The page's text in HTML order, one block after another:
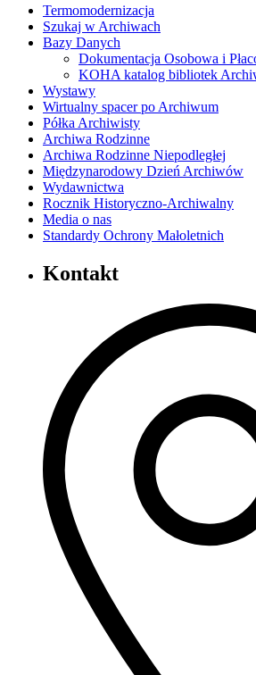
Termomodernizacja
Szukaj w Archiwach
Bazy Danych
Dokumentacja Osobowa i
KOHA katalog bibliotek
Wystawy
Wirtualny spacer po Archiwum
Półka Archiwisty
Archiwa Rodzinne
Archiwa Rodzinne Niepodległej
Międzynarodowy Dzień Archiwów
Wydawnictwa
Rocznik Historyczno-Archiwalny
Media o nas
Standardy Ochrony Małoletnich
Kontakt